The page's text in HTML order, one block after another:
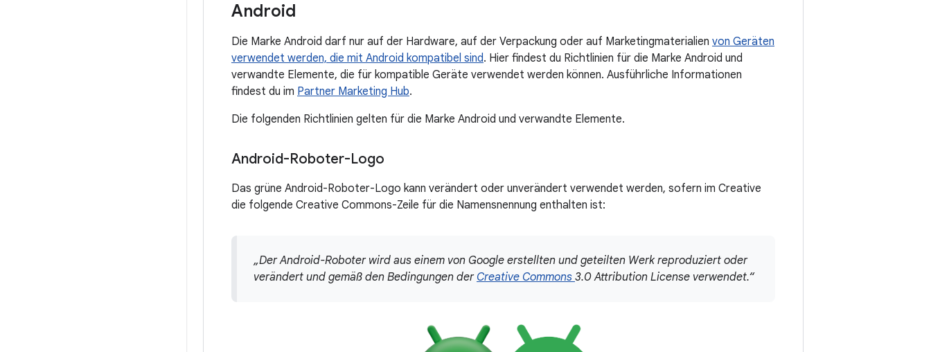
Android
Die Marke Android darf nur auf der Hardware, auf der Verpackung oder auf Marketingmaterialien von Geräten
verwendet werden, die mit Android kompatibel sind. Hier findest du Richtlinien für die Marke Android und
verwandte Elemente, die für kompatible Geräte verwendet werden können. Ausführliche Informationen
findest du im Partner Marketing Hub.
Die folgenden Richtlinien gelten für die Marke Android und verwandte Elemente.
Android-Roboter-Logo
Das grüne Android-Roboter-Logo kann verändert oder unverändert verwendet werden, sofern im Creative
die folgende Creative Commons-Zeile für die Namensnennung enthalten ist:
„Der Android-Roboter wird aus einem von Google erstellten und geteilten Werk reproduziert oder
verändert und gemäß den Bedingungen der Creative Commons 3.0 Attribution License verwendet.“